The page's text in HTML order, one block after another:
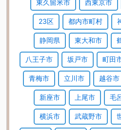
東久留米市 西東京市
23区 都内市町村
静岡県 東大和市
八王子市 坂戸市 町田
青梅市 立川市 越谷市
新座市 上尾市 毛
横浜市 武蔵野市